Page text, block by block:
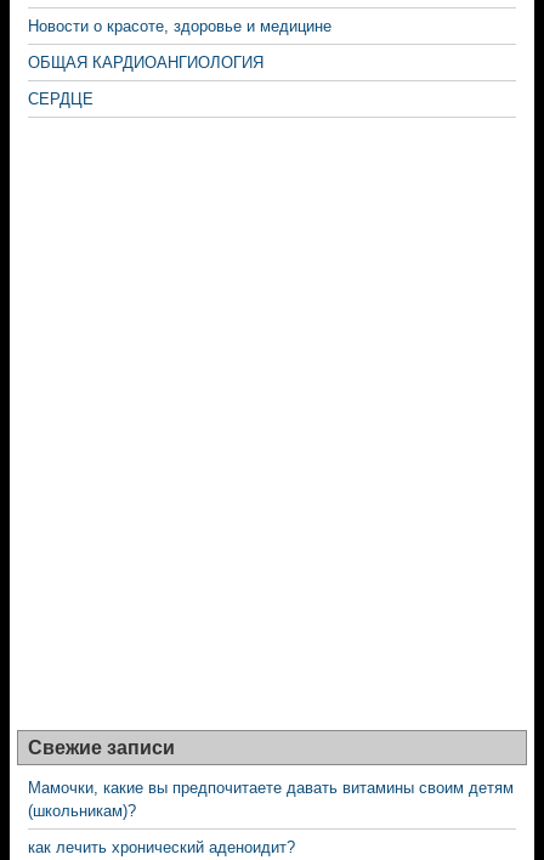
Новости о красоте, здоровье и медицине
ОБЩАЯ КАРДИОАНГИОЛОГИЯ
СЕРДЦЕ
Свежие записи
Мамочки, какие вы предпочитаете давать витамины своим детям
(школьникам)?
как лечить хронический аденоидит?